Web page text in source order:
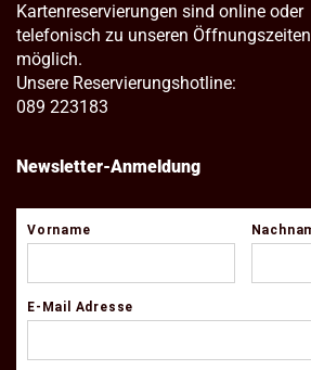
Kartenreservierungen sind online oder
telefonisch zu unseren Öffnungszeiten
möglich.
Unsere Reservierungshotline:
089 223183
Newsletter-Anmeldung